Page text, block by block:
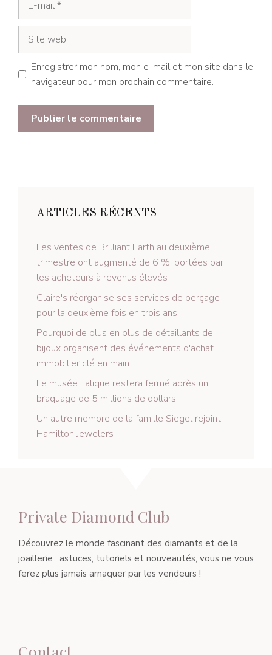
Enregistrer mon nom, mon e-mail et mon site dans le
navigateur pour mon prochain commentaire.
ARTICLES RÉCENTS
Les ventes de Brilliant Earth au deuxième
trimestre ont augmenté de 6 %, portées par
les acheteurs à revenus élevés
Claire's réorganise ses services de perçage
pour la deuxième fois en trois ans
Pourquoi de plus en plus de détaillants de
bijoux organisent des événements d'achat
immobilier clé en main
Le musée Lalique restera fermé après un
braquage de 5 millions de dollars
Un autre membre de la famille Siegel rejoint
Hamilton Jewelers
Private Diamond Club
Découvrez le monde fascinant des diamants et de la
joaillerie : astuces, tutoriels et nouveautés, vous ne vous
ferez plus jamais arnaquer par les vendeurs !